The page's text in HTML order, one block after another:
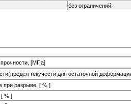
без ограничений.
[МПа]
текучести для остаточной
при разрыве, [ % ]
% ]